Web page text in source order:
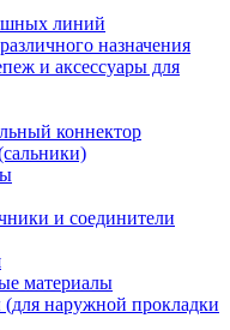
линий
назначения
и аксессуары для
коннектор
и соединители
материалы
наружной прокладки